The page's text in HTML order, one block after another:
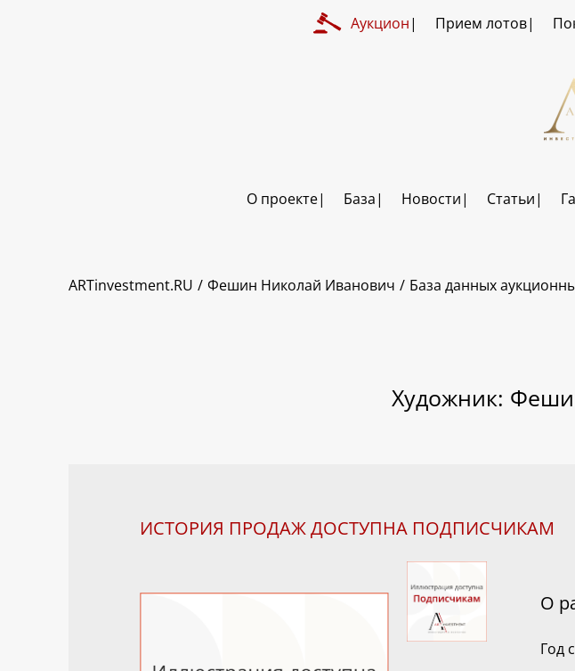
Аукцион Прием лотов
О проекте База Новости Статьи
ARTinvestment.RU Фешин Николай Иванович База данных
Художник:
ИСТОРИЯ ПРОДАЖ ДОСТУПНА ПОДПИСЧИКАМ
О
Год